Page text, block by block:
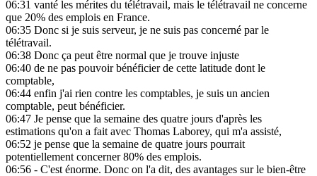
06:31 vanté les mérites du télétravail, mais le télétravail ne concerne
que 20% des emplois en France.
06:35 Donc si je suis serveur, je ne suis pas concerné par le
télétravail.
06:38 Donc ça peut être normal que je trouve injuste
06:40 de ne pas pouvoir bénéficier de cette latitude dont le
comptable,
06:44 enfin j'ai rien contre les comptables, je suis un ancien
comptable, peut bénéficier.
06:47 Je pense que la semaine des quatre jours d'après les
estimations qu'on a fait avec Thomas Laborey, qui m'a assisté,
06:52 je pense que la semaine de quatre jours pourrait
potentiellement concerner 80% des emplois.
06:56 - C'est énorme. Donc on l'a dit, des avantages sur le bien-être